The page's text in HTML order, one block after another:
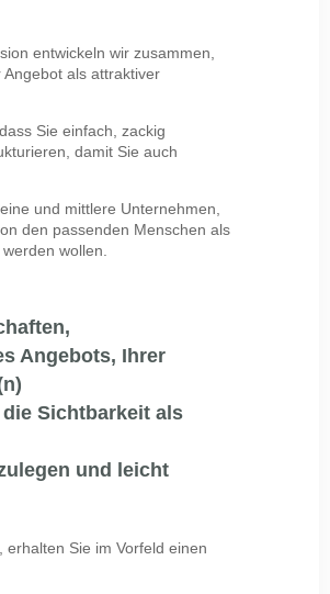
entwickeln wir zusammen,
als attraktiver
Sie einfach, zackig
damit Sie auch
und mittlere Unternehmen,
den passenden Menschen als
wollen.
Angebots, Ihrer
Sichtbarkeit als
und leicht
Sie im Vorfeld einen